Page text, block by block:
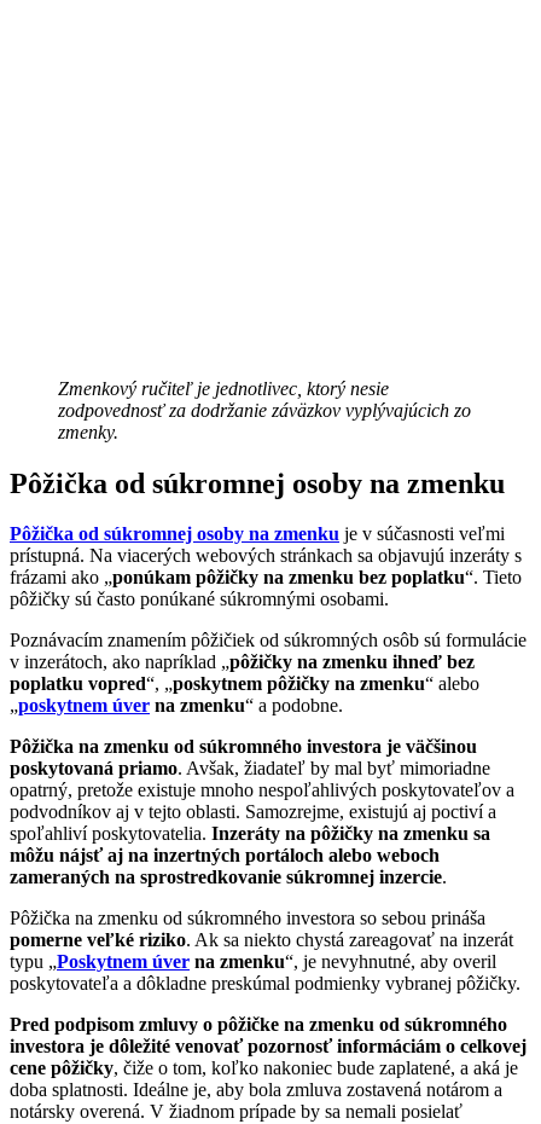
Zmenkový ručiteľ je jednotlivec, ktorý nesie
zodpovednosť za dodržanie záväzkov vyplývajúcich zo
zmenky.
Pôžička od súkromnej osoby na zmenku
Pôžička od súkromnej osoby na zmenku je v súčasnosti veľmi
prístupná. Na viacerých webových stránkach sa objavujú inzeráty s
frázami ako „ponúkam pôžičky na zmenku bez poplatku“. Tieto
pôžičky sú často ponúkané súkromnými osobami.
Poznávacím znamením pôžičiek od súkromných osôb sú formulácie
v inzerátoch, ako napríklad „pôžičky na zmenku ihneď bez
poplatku vopred“, „poskytnem pôžičky na zmenku“ alebo
„poskytnem úver na zmenku“ a podobne.
Pôžička na zmenku od súkromného investora je väčšinou
poskytovaná priamo. Avšak, žiadateľ by mal byť mimoriadne
opatrný, pretože existuje mnoho nespoľahlivých poskytovateľov a
podvodníkov aj v tejto oblasti. Samozrejme, existujú aj poctiví a
spoľahliví poskytovatelia. Inzeráty na pôžičky na zmenku sa
môžu nájsť aj na inzertných portáloch alebo weboch
zameraných na sprostredkovanie súkromnej inzercie.
Pôžička na zmenku od súkromného investora so sebou prináša
pomerne veľké riziko. Ak sa niekto chystá zareagovať na inzerát
typu „Poskytnem úver na zmenku“, je nevyhnutné, aby overil
poskytovateľa a dôkladne preskúmal podmienky vybranej pôžičky.
Pred podpisom zmluvy o pôžičke na zmenku od súkromného
investora je dôležité venovať pozornosť informáciám o celkovej
cene pôžičky, čiže o tom, koľko nakoniec bude zaplatené, a aká je
doba splatnosti. Ideálne je, aby bola zmluva zostavená notárom a
notársky overená. V žiadnom prípade by sa nemali posielať